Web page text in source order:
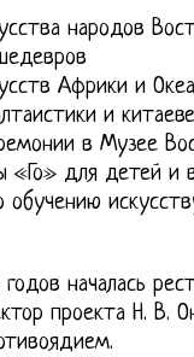
народов
Африки и
и
в Музее
«Го» для детей и
обучению
началась
проекта Н. В.